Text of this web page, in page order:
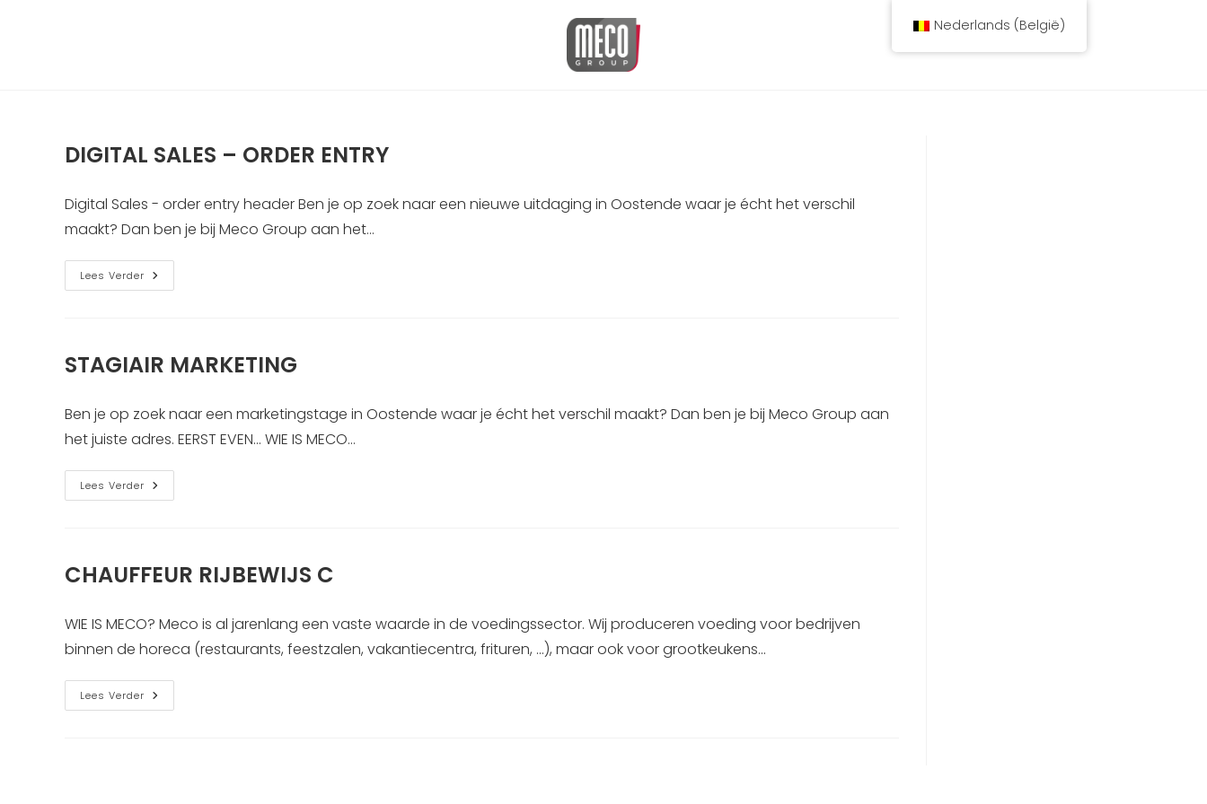
DIGITAL SALES – ORDER ENTRY
Digital Sales - order entry header Ben je op zoek naar een nieuwe uitdaging in Oostende waar je écht het verschil
maakt? Dan ben je bij Meco Group aan het…
Lees Verder DIGITAL
SALES
STAGIAIR MARKETING
Ben je op zoek naar een marketingstage in Oostende waar je écht het verschil maakt? Dan ben je bij Meco Group aan
het juiste adres. EERST EVEN... WIE IS MECO…
Lees Verder STAGIAIR
MARKETING
CHAUFFEUR RIJBEWIJS C
WIE IS MECO? Meco is al jarenlang een vaste waarde in de voedingssector. Wij produceren voeding voor bedrijven
binnen de horeca (restaurants, feestzalen, vakantiecentra, frituren, …), maar ook voor grootkeukens…
Lees Verder CHAUFFEUR
RIJBEWIJS
Nederlands (België)